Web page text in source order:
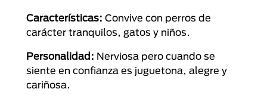
Características: Convive con perros de
carácter tranquilos, gatos y niños.
Personalidad: Nerviosa pero cuando se
siente en confianza es juguetona, alegre y
cariñosa.